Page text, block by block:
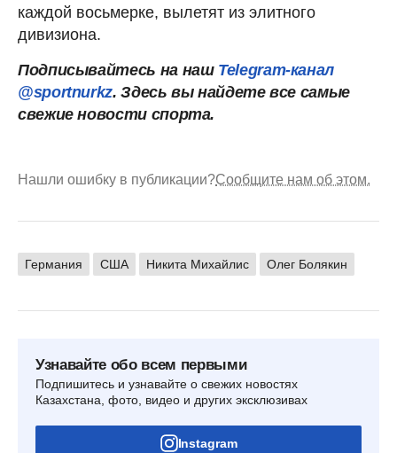
каждой восьмерке, вылетят из элитного
дивизиона.
Подписывайтесь на наш Telegram-канал
@sportnurkz. Здесь вы найдете все самые
свежие новости спорта.
Нашли ошибку в публикации?Сообщите нам об этом.
Германия США Никита Михайлис Олег Болякин
Узнавайте обо всем первыми
Подпишитесь и узнавайте о свежих новостях
Казахстана, фото, видео и других эксклюзивах
Instagram